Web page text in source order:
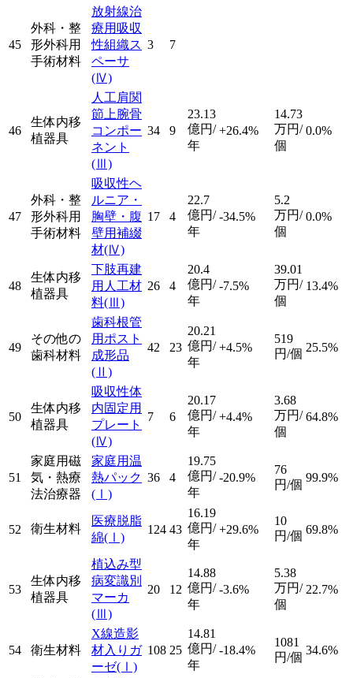
45
外科・整
形外科用
手術材料
放射線治
療用吸収
性組織ス
ペーサ
(Ⅳ)
3 7
46
生体内移
植器具
人工肩関
節上腕骨
コンポー
ネント
(Ⅲ)
34 9
23.13
億円/
年
+26.4%
14.73
万円/
個
0.0%
47
外科・整
形外科用
手術材料
吸収性ヘ
ルニア・
胸壁・腹
壁用補綴
材(Ⅳ)
17 4
22.7
億円/
年
-34.5%
5.2
万円/
個
0.0%
48
生体内移
植器具
下肢再建
用人工材
料(Ⅲ)
26 4
20.4
億円/
年
-7.5%
39.01
万円/
個
13.4%
49
その他の
歯科材料
歯科根管
用ポスト
成形品
(Ⅱ)
42 23
20.21
億円/
年
+4.5%
519
円/個 25.5%
50
生体内移
植器具
吸収性体
内固定用
プレート
(Ⅳ)
7 6
20.17
億円/
年
+4.4%
3.68
万円/
個
64.8%
51
家庭用磁
気・熱療
法治療器
家庭用温
熱パック
(Ⅰ)
36 4
19.75
億円/
年
-20.9%
76
円/個
99.9%
52 衛生材料
医療脱脂
綿(Ⅰ)
124 43
16.19
億円/
年
+29.6%
10
円/個 69.8%
53
生体内移
植器具
植込み型
病変識別
マーカ
(Ⅲ)
20 12
14.88
億円/
年
-3.6%
5.38
万円/
個
22.7%
54 衛生材料
X線造影
材入りガ
ーゼ(Ⅰ)
108 25
14.81
億円/
年
-18.4%
1081
円/個
34.6%